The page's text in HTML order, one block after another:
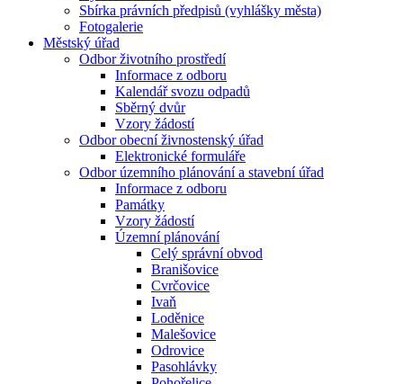
Sbírka právních předpisů (vyhlášky města)
Fotogalerie
Městský úřad
Odbor životního prostředí
Informace z odboru
Kalendář svozu odpadů
Sběrný dvůr
Vzory žádostí
Odbor obecní živnostenský úřad
Elektronické formuláře
Odbor územního plánování a stavební úřad
Informace z odboru
Památky
Vzory žádostí
Územní plánování
Celý správní obvod
Branišovice
Cvrčovice
Ivaň
Loděnice
Malešovice
Odrovice
Pasohlávky